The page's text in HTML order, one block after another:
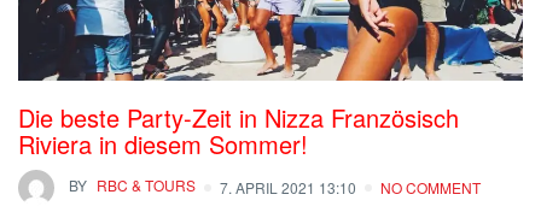
Die beste Party-Zeit in Nizza Französisch
Riviera in diesem Sommer!
BY RBC & TOURS 7. APRIL 2021 13:10 NO COMMENT